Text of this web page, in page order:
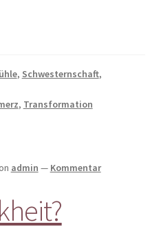
, Schwesternschaft,
, Transformation
admin — Kommentar